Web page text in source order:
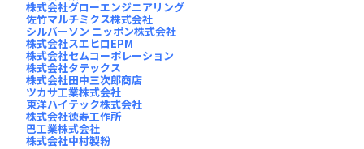
株式会社グローエンジニアリング
佐竹マルチミクス株式会社
シルバーソン ニッポン株式会社
株式会社スエヒロEPM
株式会社セムコーポレーション
株式会社タテックス
株式会社田中三次郎商店
ツカサ工業株式会社
東洋ハイテック株式会社
株式会社徳寿工作所
巴工業株式会社
株式会社中村製粉